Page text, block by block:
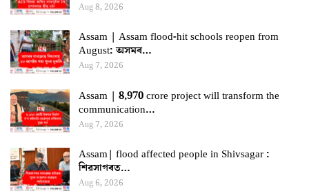
Aug 8, 2026
Assam | Assam flood-hit schools reopen from
August: অসমৰ…
Aug 7, 2026
Assam | 8,970 crore project will transform the
communication…
Aug 7, 2026
Assam| flood affected people in Shivsagar :
শিৱসাগৰত…
Aug 6, 2026